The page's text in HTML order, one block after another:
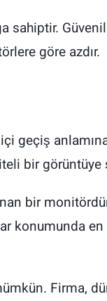
sahiptir.
göre azdır.
geçiş
bir görüntüye
bir
konumunda
Firma,